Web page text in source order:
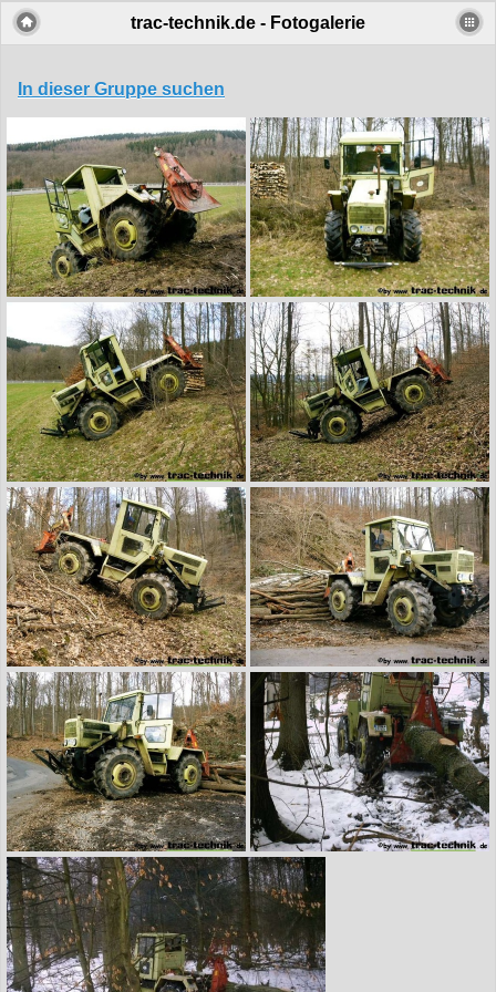
trac-technik.de - Fotogalerie
In dieser Gruppe suchen